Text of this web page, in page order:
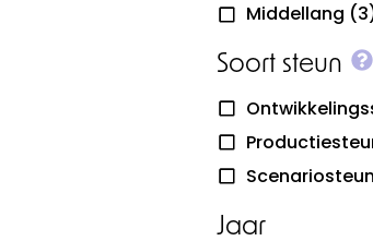
Middellang
Soort steun
Scenariosteun
Jaar